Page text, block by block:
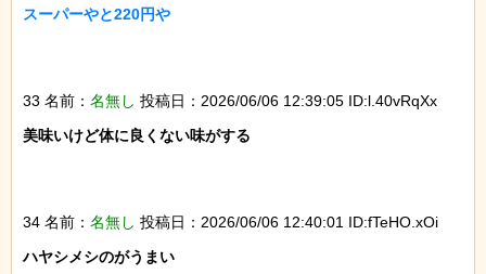
スーパーやと220円や
33 名前： 名無し 投稿日：2026/06/06 12:39:05 ID:l.40vRqXx
美味いけど体に良くない味がする
34 名前： 名無し 投稿日：2026/06/06 12:40:01 ID:fTeHO.xOi
ハヤシメシのがうまい